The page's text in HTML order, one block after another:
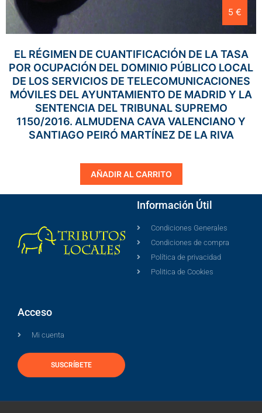
5 €
EL RÉGIMEN DE CUANTIFICACIÓN DE LA TASA
POR OCUPACIÓN DEL DOMINIO PÚBLICO LOCAL
DE LOS SERVICIOS DE TELECOMUNICACIONES
MÓVILES DEL AYUNTAMIENTO DE MADRID Y LA
SENTENCIA DEL TRIBUNAL SUPREMO
1150/2016. ALMUDENA CAVA VALENCIANO Y
SANTIAGO PEIRÓ MARTÍNEZ DE LA RIVA
AÑADIR AL CARRITO
Información Útil
Condiciones Generales
Condiciones de compra
Política de privacidad
Politica de Cookies
Acceso
Mi cuenta
SUSCRÍBETE